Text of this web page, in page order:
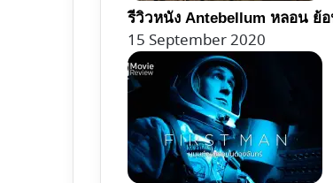
รีวิวหนัง Antebellum หลอน ย้
15 September 2020